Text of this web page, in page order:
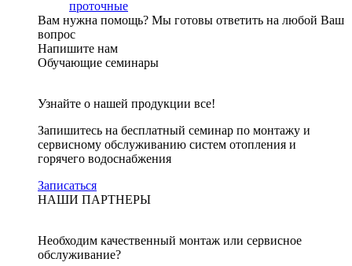
проточные
Вам нужна помощь? Мы готовы ответить на любой Ваш
вопрос
Напишите нам
Обучающие семинары
Узнайте о нашей продукции все!
Запишитесь на бесплатный семинар по монтажу и
сервисному обслуживанию систем отопления и
горячего водоснабжения
Записаться
НАШИ ПАРТНЕРЫ
Необходим качественный монтаж или сервисное
обслуживание?